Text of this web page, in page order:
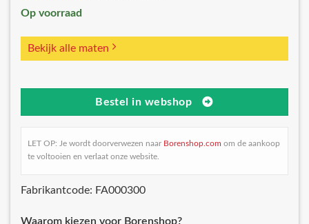
Op voorraad
Bekijk alle maten
Bestel in webshop
LET OP: Je wordt doorverwezen naar Borenshop.com om de aankoop
te voltooien en verlaat onze website.
Fabrikantcode: FA000300
Waarom kiezen voor Borenshop?